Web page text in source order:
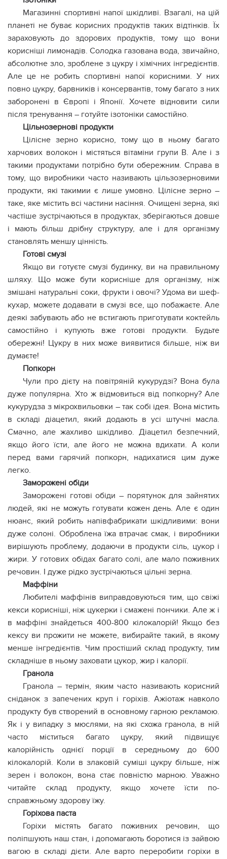
Магазинні спортивні напої шкідливі. Взагалі, на цій
планеті не буває корисних продуктів таких відтінків. Їх
зараховують до здорових продуктів, тому що вони
корисніші лимонадів. Солодка газована вода, звичайно,
абсолютне зло, зроблене з цукру і хімічних інгредієнтів.
Але це не робить спортивні напої корисними. У них
повно цукру, барвників і консервантів, тому багато з них
заборонені в Європі і Японії. Хочете відновити сили
після тренування – готуйте ізотоніки самостійно.
Цільнозернові продукти
Цілісне зерно корисно, тому що в ньому багато
харчових волокон і містяться вітаміни групи В. Але і з
такими продуктами потрібно бути обережним. Справа в
тому, що виробники часто називають цільзозерновими
продукти, які такимии є лише умовно. Цілісне зерно –
таке, яке містить всі частини насіння. Очищені зерна, які
частіше зустрічаються в продуктах, зберігаються довше
і мають більш дрібну структуру, але і для організму
становлять меншу цінність.
Готові смузі
Якщо ви готуєте смузі будинку, ви на правильному
шляху. Що може бути корисніше для організму, ніж
змішані натуральні соки, фрукти і овочі? Удома ви шеф-
кухар, можете додавати в смузі все, що побажаєте. Але
деякі забувають або не встигають приготувати коктейль
самостійно і купують вже готові продукти. Будьте
обережні! Цукру в них може виявитися більше, ніж ви
думаєте!
Попкорн
Чули про дієту на повітряній кукурудзі? Вона була
дуже популярна. Хто ж відмовиться від попкорну? Але
кукурудза з мікрохвильовки – так собі ідея. Вона містить
в складі діацетил, який додають в усі штучні масла.
Смачно, але жахливо шкідливо. Діацетил безпечний,
якщо його їсти, але його не можна вдихати. А коли
перед вами гарячий попкорн, надихатися цим дуже
легко.
Заморожені обіди
Заморожені готові обіди – порятунок для зайнятих
людей, які не можуть готувати кожен день. Але є один
нюанс, який робить напівфабрикати шкідливими: вони
дуже солоні. Оброблена їжа втрачає смак, і виробники
вирішують проблему, додаючи в продукти сіль, цукор і
жири. У готових обідах багато солі, але мало поживних
речовин. І дуже рідко зустрічаються цільні зерна.
Маффіни
Любителі маффінів виправдовуються тим, що свіжі
кекси корисніші, ніж цукерки і смажені пончики. Але ж і
в маффіні знайдеться 400-800 кілокалорій! Якщо без
кексу ви прожити не можете, вибирайте такий, в якому
менше інгредієнтів. Чим простіший склад продукту, тим
складніше в ньому заховати цукор, жир і калорії.
Гранола
Гранола – термін, яким часто називають корисний
сніданок з запечених круп і горіхів. Ажіотаж навколо
продукту був створений в основному гарною рекламою.
Як і у випадку з мюслями, на які схожа гранола, в ній
часто міститься багато цукру, який підвищує
калорійність однієї порції в середньому до 600
кілокалорій. Коли в злаковій суміші цукру більше, ніж
зерен і волокон, вона стає повністю марною. Уважно
читайте склад продукту, якщо хочете їсти по-
справжньому здорову їжу.
Горіхова паста
Горіхи містять багато поживних речовин, що
поліпшують наш стан, і допомагають боротися із зайвою
вагою в складі дієти. Але варто переробити горіхи в